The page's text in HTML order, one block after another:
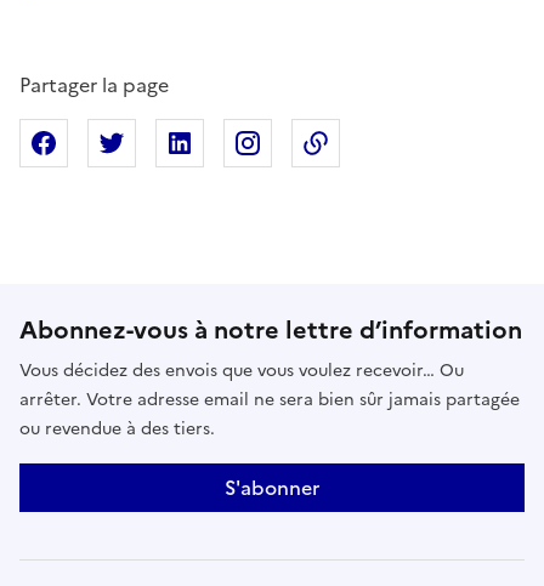
Partager la page
Partager sur Facebook
Partager sur XPartager sur Linkedin
Partager sur Instagram
Abonnez-vous à notre lettre d’information
Vous décidez des envois que vous voulez recevoir… Ou
arrêter. Votre adresse email ne sera bien sûr jamais partagée
ou revendue à des tiers.
S'abonner